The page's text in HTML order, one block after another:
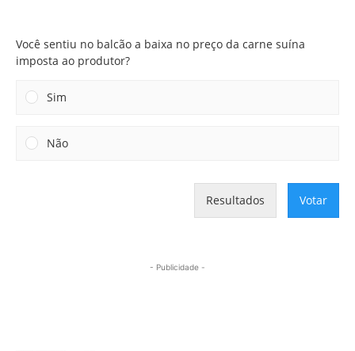
Você sentiu no balcão a baixa no preço da carne suína
imposta ao produtor?
Sim
Não
Resultados Votar
- Publicidade -